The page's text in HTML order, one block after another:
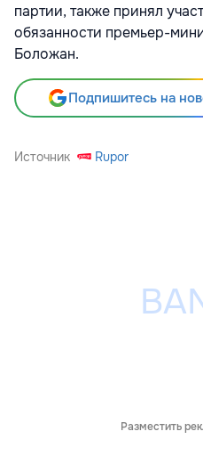
партии, также принял
обязанности премьер-
Боложан.
Подпишитесь на
Источник Rupor
Разместить